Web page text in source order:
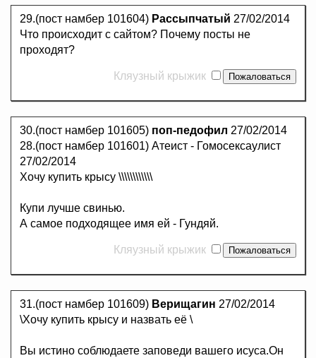
29.(пост намбер 101604) Рассыпчатый 27/02/2014
Что происходит с сайтом? Почему посты не
проходят?
Кляузный крыжик
30.(пост намбер 101605) поп-педофил 27/02/2014
28.(пост намбер 101601) Атеист - Гомосексаулист
27/02/2014
Хочу купить крысу \\\\\\\\\\\\
Купи лучше свинью.
А самое подходящее имя ей - Гундяй.
Кляузный крыжик
31.(пост намбер 101609) Верищагин 27/02/2014
\Хочу купить крысу и назвать её \
Вы истино соблюдаете заповеди вашего исуса.Он